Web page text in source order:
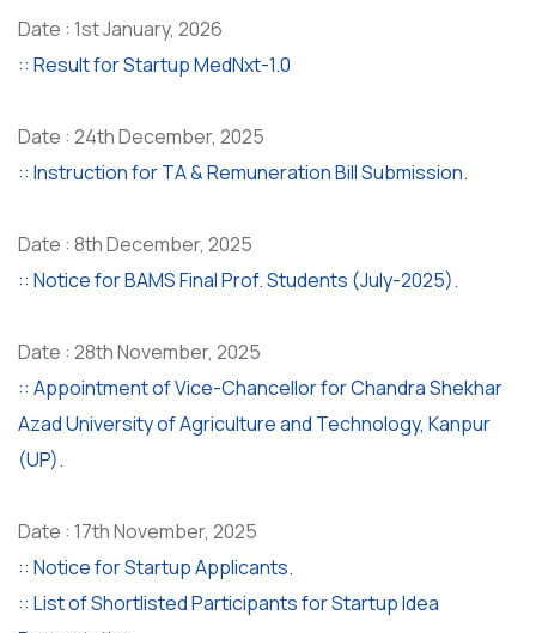
Date : 1st January, 2026
:: Result for Startup MedNxt-1.0
Date : 24th December, 2025
:: Instruction for TA & Remuneration Bill Submission.
Date : 8th December, 2025
:: Notice for BAMS Final Prof. Students (July-2025).
Date : 28th November, 2025
:: Appointment of Vice-Chancellor for Chandra Shekhar
Azad University of Agriculture and Technology, Kanpur
(UP).
Date : 17th November, 2025
:: Notice for Startup Applicants.
:: List of Shortlisted Participants for Startup Idea